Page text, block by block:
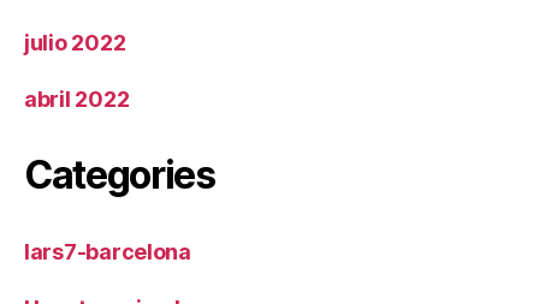
julio 2022
abril 2022
Categories
lars7-barcelona